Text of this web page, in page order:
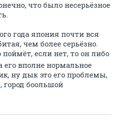
что было несерьёзное
года япония почти вся
чем более серьёзно.
если нет, то он либо
его вполне нормальное
ну дык это его проблемы,
город боольшой